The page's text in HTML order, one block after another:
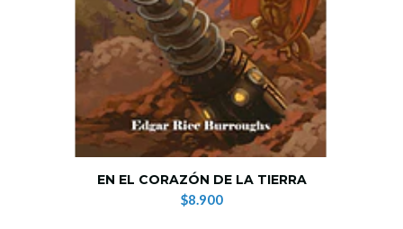
EN EL CORAZÓN DE LA TIERRA
$8.900